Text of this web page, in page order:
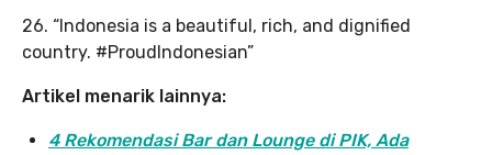
26. “Indonesia is a beautiful, rich, and dignified
country. #ProudIndonesian”
Artikel menarik lainnya:
4 Rekomendasi Bar dan Lounge di PIK, Ada